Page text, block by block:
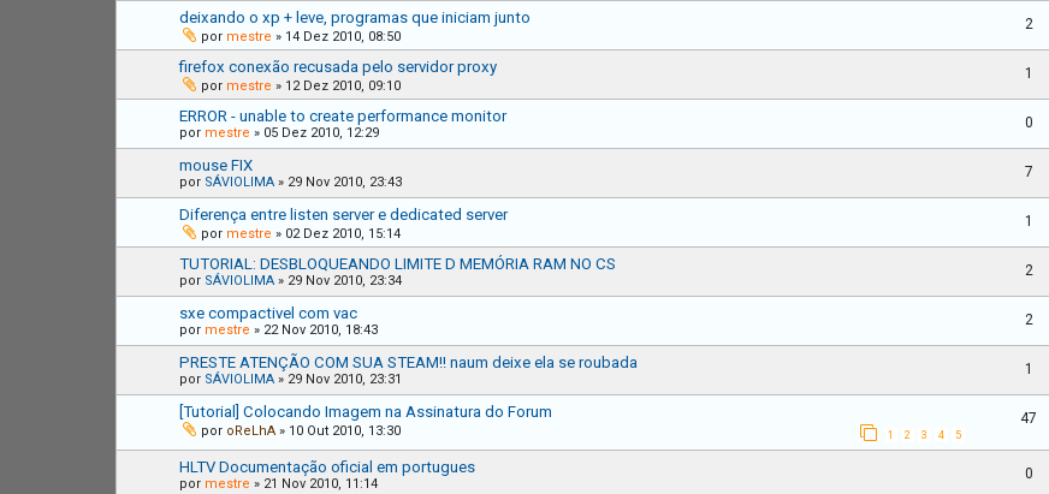
deixando o xp + leve, programas que iniciam junto
por mestre » 14 Dez 2010, 08:50
2
firefox conexão recusada pelo servidor proxy
por mestre » 12 Dez 2010, 09:10
1
ERROR - unable to create performance monitor
por mestre » 05 Dez 2010, 12:29
0
mouse FIX
por SÁVIOLIMA » 29 Nov 2010, 23:43
7
Diferença entre listen server e dedicated server
por mestre » 02 Dez 2010, 15:14
1
TUTORIAL: DESBLOQUEANDO LIMITE D MEMÓRIA RAM NO CS
por SÁVIOLIMA » 29 Nov 2010, 23:34
2
sxe compactivel com vac
por mestre » 22 Nov 2010, 18:43
2
PRESTE ATENÇÃO COM SUA STEAM!! naum deixe ela se roubada
por SÁVIOLIMA » 29 Nov 2010, 23:31
1
[Tutorial] Colocando Imagem na Assinatura do Forum
por oReLhA » 10 Out 2010, 13:30 1 2 3 4 5
47
HLTV Documentação oficial em portugues
por mestre » 21 Nov 2010, 11:14
0